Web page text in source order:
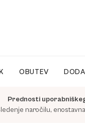
OBUTEV
Prednosti
naročilu,